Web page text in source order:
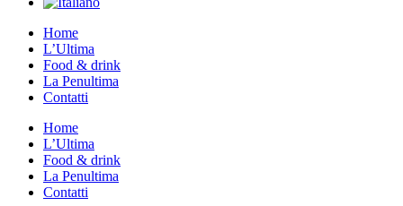
Home
L’Ultima
Food & drink
La Penultima
Contatti
Home
L’Ultima
Food & drink
La Penultima
Contatti